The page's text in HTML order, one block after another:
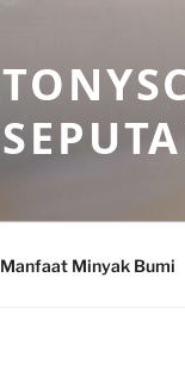
Manfaat Minyak Bumi